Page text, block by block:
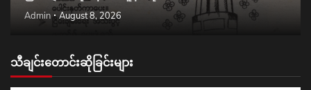
Admin August 8, 2026
သီချင်းတောင်းဆိုခြင်းများ